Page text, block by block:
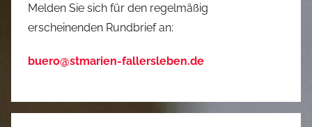
Melden Sie sich für den regelmäßig
erscheinenden Rundbrief an:
buero@stmarien-fallersleben.de